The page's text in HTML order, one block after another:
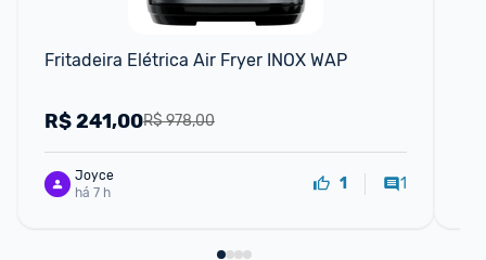
Fritadeira Elétrica Air Fryer INOX WAP
R$ 978,00
R$241,00
Joyce
há 7 h
1 1